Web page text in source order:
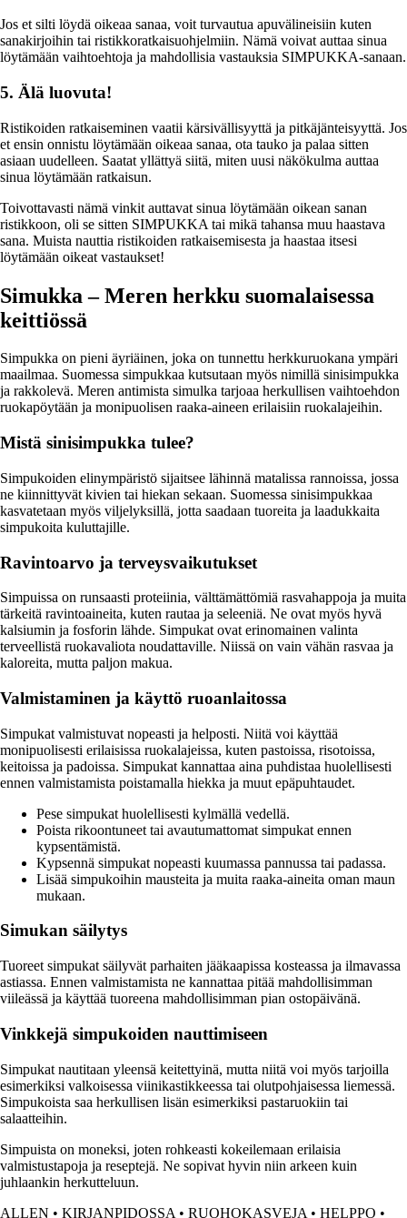
Jos et silti löydä oikeaa sanaa, voit turvautua apuvälineisiin kuten
sanakirjoihin tai ristikkoratkaisuohjelmiin. Nämä voivat auttaa sinua
löytämään vaihtoehtoja ja mahdollisia vastauksia SIMPUKKA-sanaan.
5. Älä luovuta!
Ristikoiden ratkaiseminen vaatii kärsivällisyyttä ja pitkäjänteisyyttä. Jos
et ensin onnistu löytämään oikeaa sanaa, ota tauko ja palaa sitten
asiaan uudelleen. Saatat yllättyä siitä, miten uusi näkökulma auttaa
sinua löytämään ratkaisun.
Toivottavasti nämä vinkit auttavat sinua löytämään oikean sanan
ristikkoon, oli se sitten SIMPUKKA tai mikä tahansa muu haastava
sana. Muista nauttia ristikoiden ratkaisemisesta ja haastaa itsesi
löytämään oikeat vastaukset!
Simukka – Meren herkku suomalaisessa
keittiössä
Simpukka on pieni äyriäinen, joka on tunnettu herkkuruokana ympäri
maailmaa. Suomessa simpukkaa kutsutaan myös nimillä sinisimpukka
ja rakkolevä. Meren antimista simulka tarjoaa herkullisen vaihtoehdon
ruokapöytään ja monipuolisen raaka-aineen erilaisiin ruokalajeihin.
Mistä sinisimpukka tulee?
Simpukoiden elinympäristö sijaitsee lähinnä matalissa rannoissa, jossa
ne kiinnittyvät kivien tai hiekan sekaan. Suomessa sinisimpukkaa
kasvatetaan myös viljelyksillä, jotta saadaan tuoreita ja laadukkaita
simpukoita kuluttajille.
Ravintoarvo ja terveysvaikutukset
Simpuissa on runsaasti proteiinia, välttämättömiä rasvahappoja ja muita
tärkeitä ravintoaineita, kuten rautaa ja seleeniä. Ne ovat myös hyvä
kalsiumin ja fosforin lähde. Simpukat ovat erinomainen valinta
terveellistä ruokavaliota noudattaville. Niissä on vain vähän rasvaa ja
kaloreita, mutta paljon makua.
Valmistaminen ja käyttö ruoanlaitossa
Simpukat valmistuvat nopeasti ja helposti. Niitä voi käyttää
monipuolisesti erilaisissa ruokalajeissa, kuten pastoissa, risotoissa,
keitoissa ja padoissa. Simpukat kannattaa aina puhdistaa huolellisesti
ennen valmistamista poistamalla hiekka ja muut epäpuhtaudet.
Pese simpukat huolellisesti kylmällä vedellä.
Poista rikoontuneet tai avautumattomat simpukat ennen
kypsentämistä.
Kypsennä simpukat nopeasti kuumassa pannussa tai padassa.
Lisää simpukoihin mausteita ja muita raaka-aineita oman maun
mukaan.
Simukan säilytys
Tuoreet simpukat säilyvät parhaiten jääkaapissa kosteassa ja ilmavassa
astiassa. Ennen valmistamista ne kannattaa pitää mahdollisimman
viileässä ja käyttää tuoreena mahdollisimman pian ostopäivänä.
Vinkkejä simpukoiden nauttimiseen
Simpukat nautitaan yleensä keitettyinä, mutta niitä voi myös tarjoilla
esimerkiksi valkoisessa viinikastikkeessa tai olutpohjaisessa liemessä.
Simpukoista saa herkullisen lisän esimerkiksi pastaruokiin tai
salaatteihin.
Simpuista on moneksi, joten rohkeasti kokeilemaan erilaisia
valmistustapoja ja reseptejä. Ne sopivat hyvin niin arkeen kuin
juhlaankin herkutteluun.
ALLEN • KIRJANPIDOSSA • RUOHOKASVEJA • HELPPO •